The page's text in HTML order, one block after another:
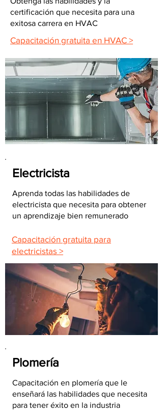
certificación que necesita para una
exitosa carrera en HVAC
Capacitación gratuita en HVAC >
Electricista
Aprenda todas las habilidades de
electricista que necesita para obtener
un aprendizaje bien remunerado
Capacitación gratuita para
electricistas >
Plomería
Capacitación en plomería que le
enseñará las habilidades que necesita
para tener éxito en la industria